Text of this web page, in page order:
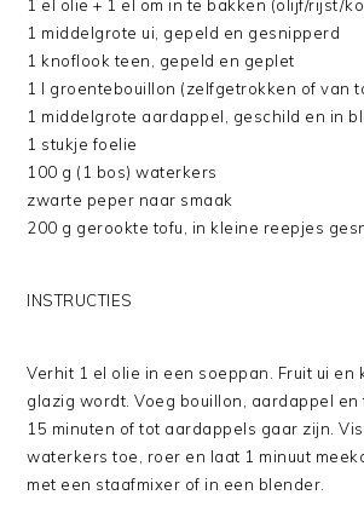
1 el olie + 1 el om in te bakken (olijf/rijst/
1 middelgrote ui, gepeld en gesnipperd
1 knoflook teen, gepeld en geplet
1 l groentebouillon (zelfgetrokken of van
1 middelgrote aardappel, geschild en in
1 stukje foelie
100 g (1 bos) waterkers
zwarte peper naar smaak
200 g gerookte tofu, in kleine reepjes
INSTRUCTIES
Verhit 1 el olie in een soeppan. Fruit ui en
glazig wordt. Voeg bouillon, aardappel en
15 minuten of tot aardappels gaar zijn.
waterkers toe, roer en laat 1 minuut
met een staafmixer of in een blender.